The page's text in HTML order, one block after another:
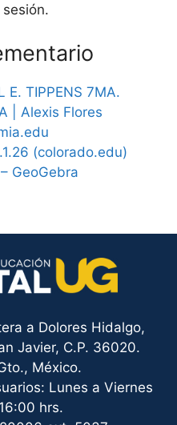
E. TIPPENS 7MA.
| Alexis Flores
(colorado.edu)‬‬‬‬‬‬
GeoGebra
a Dolores Hidalgo,
Javier, C.P. 36020.
México.
Lunes a Viernes
hrs.